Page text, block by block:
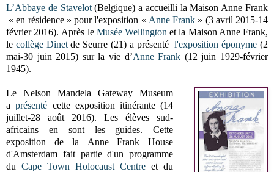
L’Abbaye de Stavelot(Belgique) a accueilli la Maison Anne Frank
« en résidence » pour l'exposition « Anne Frank » (3 avril 2015-14
février 2016). Après le Musée Wellington et la Maison Anne Frank,
le collège Dinetde Seurre (21) a présentél'exposition éponyme (2
mai-30 juin 2015) sur la vie d’Anne Frank (12 juin 1929-février
1945).
Le Nelson Mandela Gateway Museum
aprésenté cette exposition itinérante (14
juillet-28 août 2016). Les élèves sud-
africains en sont les guides. Cette
exposition de la Anne Frank House
d'Amsterdam fait partie d'un programme
duCape Town Holocaust Centre et du